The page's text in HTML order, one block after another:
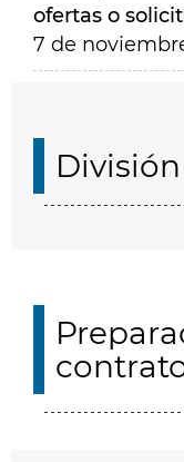
ofertas o
7 de